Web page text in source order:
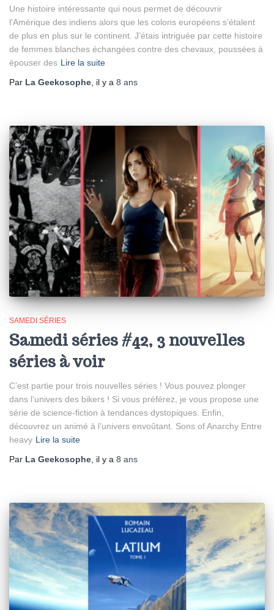
Une histoire intéressante qui nous permet de découvrir
l’Amérique des indiens alors que les colons européens s’étalent
de plus en plus sur le continent. J’étais intriguée par cette histoire
de femmes blanches échangées contre des chevaux, poussées à
épouser des Lire la suite
Par La Geekosophe, il y a 8 ans
SAMEDI SÉRIES
Samedi séries #42, 3 nouvelles
séries à voir
C’est partie pour trois nouvelles séries ! Vous pouvez plonger
dans l’univers des bikers ! Si vous préférez, je vous propose une
série de science-fiction à tendances dystopiques. Enfin,
découvrez un animé à l’univers envoûtant. Sons of Anarchy Entre
heavy Lire la suite
Par La Geekosophe , il y a 8 ans